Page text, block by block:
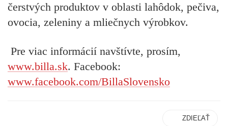
čerstvých produktov v oblasti lahôdok, pečiva,
ovocia, zeleniny a mliečnych výrobkov.
Pre viac informácií navštívte, prosím,
www.billa.sk. Facebook:
www.facebook.com/BillaSlovensko
ZDIEĽAŤ